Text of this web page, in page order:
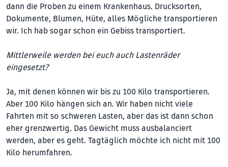
dann die Proben zu einem Krankenhaus. Drucksorten,
Dokumente, Blumen, Hüte, alles Mögliche transportieren
wir. Ich hab sogar schon ein Gebiss transportiert.
Mittlerweile werden bei euch auch Lastenräder
eingesetzt?
Ja, mit denen können wir bis zu 100 Kilo transportieren.
Aber 100 Kilo hängen sich an. Wir haben nicht viele
Fahrten mit so schweren Lasten, aber das ist dann schon
eher grenzwertig. Das Gewicht muss ausbalanciert
werden, aber es geht. Tagtäglich möchte ich nicht mit 100
Kilo herumfahren.